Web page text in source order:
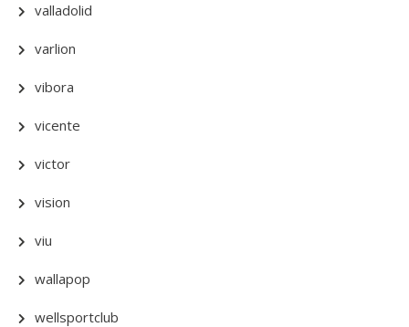
valladolid
varlion
vibora
vicente
victor
vision
viu
wallapop
wellsportclub